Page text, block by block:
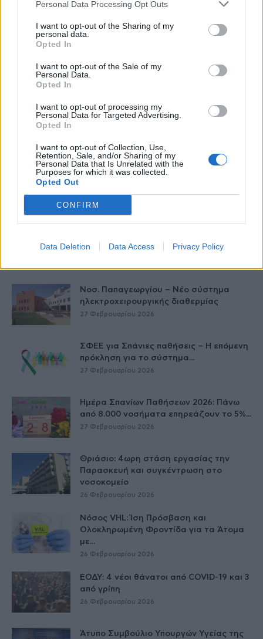
Personal Data Processing Opt Outs
I want to opt-out of the Sharing of my
personal data.
Opted In
I want to opt-out of the Sale of my
Personal Data.
Opted In
I want to opt-out of processing my
Personal Data for Targeted Advertising.
Opted In
I want to opt-out of Collection, Use,
Retention, Sale, and/or Sharing of my
Personal Data that Is Unrelated with the
Purposes for which it was collected.
Opted Out
CONFIRM
Data Deletion Data Access Privacy Policy
Γεωργιάδης: Πολλαπλά οφέλη από τη
τομέα
Παράρτημα του Παίδων “Αγία Σοφία”
στο Ίλιον – Τι ανακοινώθηκε από...
Δύο χρόνια λειτουργίας της Κλινικής
27 Φεβρουαρίου 2026
ΕΟΦ: Ανάκληση παρτίδων
27 Φεβρουαρίου 2026
νοσήσει
Νοσ. Παπαγεωργίου – Νέο σύστημα
ηλεκτροχειρουργικής διαθερμίας
27 Φεβρουαρίου 2026
ΣΦΕΕ για Σπάνιες παθήσεις – Η επόμενη
πρόκληση για το σύστημα...
27 Φεβρουαρίου 2026
Ημέρα Σπανίων Παθήσεων 2026: Πάνω
από 8.000 νοσήματα επηρεάζουν το 5%...
27 Φεβρουαρίου 2026
Θριάσιο: 4ωρη στάση εργασίας την
Παρασκευή και συγκέντρωση στο
νοσοκομείο
26 Φεβρουαρίου 2026
Νόσος VHL: Ίση Πρόσβαση και
Ολοκληρωμένη Φροντίδα για τα Άτομα
με...
26 Φεβρουαρίου 2026
ΕΟΔΥ: 4 νέοι θάνατοι από COVID-19 και 3
από γρίπη
26 Φεβρουαρίου 2026
Άτυπο Συμβούλιο Υπουργών Υγείας της